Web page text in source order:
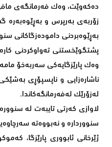
دەکەوێت، وەک فەرمانگەی
زۆربەی بەرپرس و بەڕێوەبەرە
بەڕێوەبردنی دامودەزگاکانی
پشتگوێخستنی تەواوکردنی
وەک پارێزگایەکی سەربەخۆ
ناشارەزایی و ناپسپۆڕی
لەزۆرێک لەفەرمانگەکاندا.
لاوازی کەرتی تایبەت لە
سنووردارە و نەبووەتە
ژێرخانی ئابووری پارێزگا،